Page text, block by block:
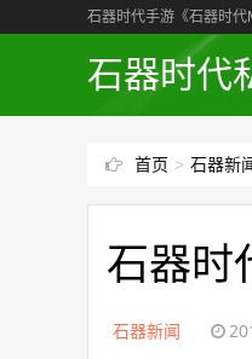
石器时代手游《石器时代
石器时代
首页 > 石器新
石器时
石器新闻